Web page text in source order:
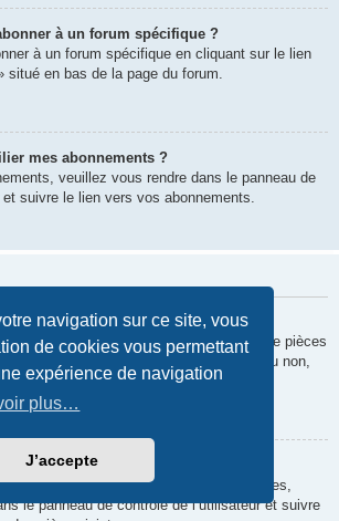
navigation sur ce site, vous
de cookies vous permettant
expérience de navigation
plus…
J’accepte
à un forum spécifique ?
à un forum spécifique en cliquant sur le lien
situé en bas de la page du forum.
mes abonnements ?
veuillez vous rendre dans le panneau de
suivre le lien vers vos abonnements.
sont autorisées sur ce forum ?
peut autoriser ou interdire certains types de pièces
pas certain de savoir ce qui est autorisé ou non,
un administrateur du forum.
toutes mes pièces jointes ?
pièces jointes que vous avez transférées,
le panneau de contrôle de l’utilisateur et suivre